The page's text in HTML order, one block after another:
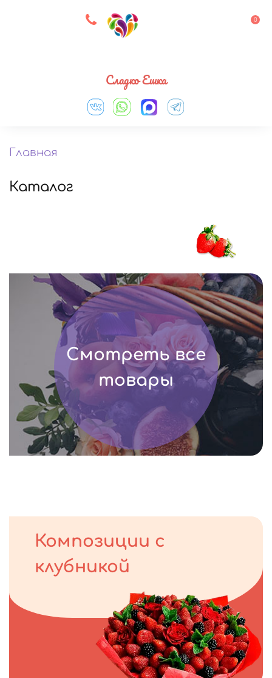
8 927 083 33 05 0
Сладко Ешка
Главная
Каталог
Смотреть все
товары
Композиции с
клубникой